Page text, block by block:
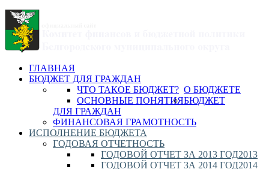
ГЛАВНАЯ
БЮДЖЕТ ДЛЯ ГРАЖДАН
О БЮДЖЕТЕ
ЧТО ТАКОЕ БЮДЖЕТ?
ОСНОВНЫЕ ПОНЯТИЯБЮДЖЕТ
ДЛЯ ГРАЖДАН
ФИНАНСОВАЯ ГРАМОТНОСТЬ
ИСПОЛНЕНИЕ БЮДЖЕТА
ГОДОВАЯ ОТЧЕТНОСТЬ
2013
ГОДОВОЙ ОТЧЕТ ЗА 2013 ГОД
2014
ГОДОВОЙ ОТЧЕТ ЗА 2014 ГОД